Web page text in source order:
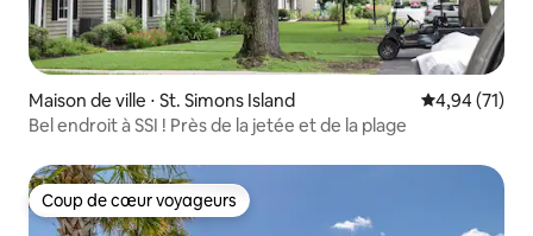
Maison de ville ⋅ St. Simons Island Évaluation
4,94 (71)
Bel endroit à SSI ! Près de la jetée et de la plage
Coup de cœur voyageurs
Coup de cœur voyageurs